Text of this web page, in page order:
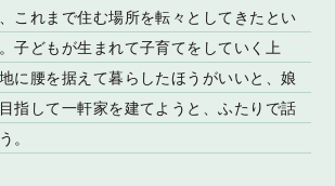
これまで住む場所を転々としてきたとい
子どもが生まれて子育てをしていく上
に腰を据えて暮らしたほうがいいと、娘
指して一軒家を建てようと、ふたりで話
。